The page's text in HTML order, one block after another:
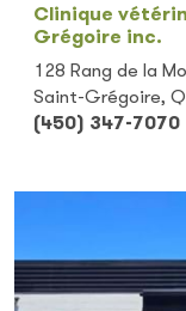
Clinique
Grégoire inc.
128 Rang de la
Saint-Grégoire,
(450) 347-7070